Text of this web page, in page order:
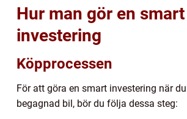
Hur man gör en smart
investering
Köpprocessen
För att göra en smart investering när
begagnad bil, bör du följa dessa steg: